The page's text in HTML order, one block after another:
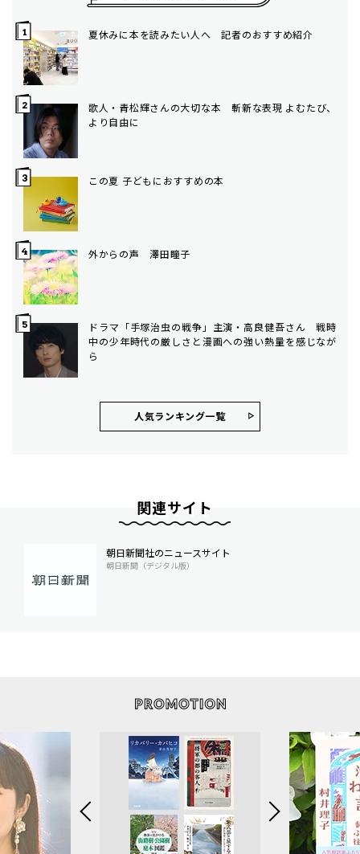
夏休みに本を読みたい人へ 記者のおすすめ紹介
歌人・青松輝さんの大切な本 斬新な表現 よむたび、
より自由に
この夏 子どもにおすすめの本
外からの声 澤田瞳子
ドラマ「手塚治虫の戦争」主演・高良健吾さん 戦時
中の少年時代の厳しさと漫画への強い熱量を感じなが
ら
人気ランキング⼀覧
関連サイト
朝日新聞社のニュースサイト
朝日新聞（デジタル版）